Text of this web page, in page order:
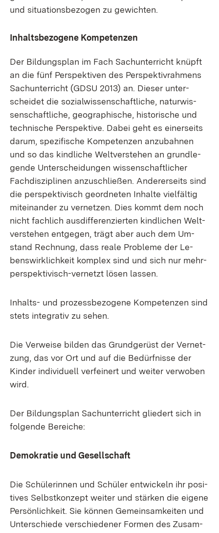
und si­tua­ti­ons­be­zo­gen zu ge­wich­ten.
In­halts­be­zo­ge­ne Kom­pe­ten­zen
Der Bil­dungs­plan im Fach Sach­un­ter­richt knüpft
an die fünf Per­spek­ti­ven des Per­spek­tiv­rah­mens
Sach­un­ter­richt (GDSU 2013) an. Die­ser un­ter­
schei­det die so­zi­al­wis­sen­schaft­li­che, na­tur­wis­
sen­schaft­li­che, geo­gra­phi­sche, his­to­ri­sche und
tech­ni­sche Per­spek­ti­ve. Da­bei geht es ei­ner­seits
dar­um, spe­zi­fi­sche Kom­pe­ten­zen an­zu­bah­nen
und so das kind­li­che Welt­ver­ste­hen an grund­le­
gen­de Un­ter­schei­dun­gen wis­sen­schaft­li­cher
Fach­dis­zi­pli­nen an­zu­schlie­ßen. An­de­rer­seits sind
die per­spek­ti­visch ge­ord­ne­ten In­hal­te viel­fäl­tig
mit­ein­an­der zu ver­net­zen. Dies kommt dem noch
nicht fach­lich aus­dif­fe­ren­zier­ten kind­li­chen Welt­
ver­ste­hen ent­ge­gen, trägt aber auch dem Um­
stand Rech­nung, dass rea­le Pro­ble­me der Le­
bens­wirk­lich­keit kom­plex sind und sich nur mehr­
per­spek­ti­visch-ver­netzt lö­sen las­sen.
In­halts- und pro­zess­be­zo­ge­ne Kom­pe­ten­zen sind
stets in­te­gra­tiv zu se­hen.
Die Ver­wei­se bil­den das Grund­ge­rüst der Ver­net­
zung, das vor Ort und auf die Be­dürf­nis­se der
Kin­der in­di­vi­du­ell ver­fei­nert und wei­ter ver­wo­ben
wird.
Der Bil­dungs­plan Sach­un­ter­richt glie­dert sich in
fol­gen­de Be­rei­che:
De­mo­kra­tie und Ge­sell­schaft
Die Schü­le­rin­nen und Schü­ler ent­wi­ckeln ihr po­si­
ti­ves Selbst­kon­zept wei­ter und stär­ken die ei­ge­ne
Per­sön­lich­keit. Sie kön­nen Ge­mein­sam­kei­ten und
Un­ter­schie­de ver­schie­de­ner For­men des Zu­sam­